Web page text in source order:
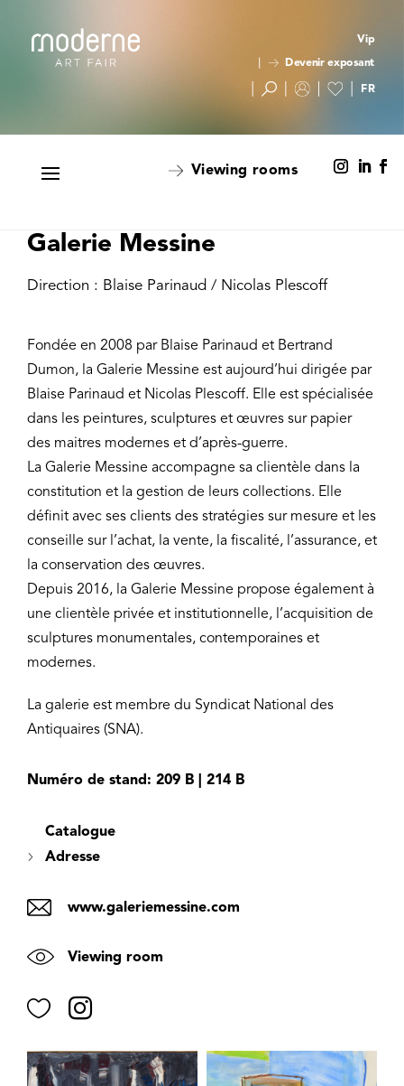
Vip
Devenir exposant
Viewing rooms
Galerie Messine
Direction : Blaise Parinaud / Nicolas Plescoff
Fondée en 2008 par Blaise Parinaud et Bertrand
Dumon, la Galerie Messine est aujourd’hui dirigée par
Blaise Parinaud et Nicolas Plescoff. Elle est spécialisée
dans les peintures, sculptures et œuvres sur papier
des maitres modernes et d’après-guerre.
La Galerie Messine accompagne sa clientèle dans la
constitution et la gestion de leurs collections. Elle
définit avec ses clients des stratégies sur mesure et les
conseille sur l’achat, la vente, la fiscalité, l’assurance, et
la conservation des œuvres.
Depuis 2016, la Galerie Messine propose également à
une clientèle privée et institutionnelle, l’acquisition de
sculptures monumentales, contemporaines et
modernes.
La galerie est membre du Syndicat National des
Antiquaires (SNA).
Viewing room
Catalogue
Adresse
www.galeriemessine.com
Numéro de stand: 209 B | 214 B
FavoriteInstagram